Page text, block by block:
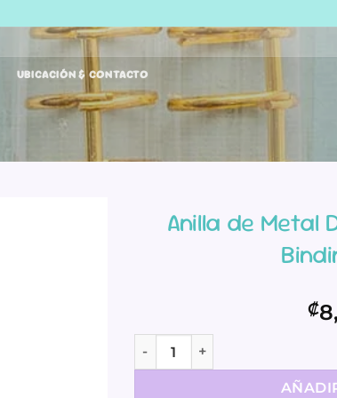
UBICACIÓN & CONTACTO
Anilla de Metal
₡